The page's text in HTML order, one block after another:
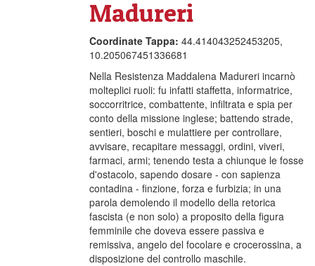
Madureri
Coordinate Tappa: 44.414043252453205,
10.205067451336681
Nella Resistenza Maddalena Madureri incarnò
molteplici ruoli: fu infatti staffetta, informatrice,
soccorritrice, combattente, infiltrata e spia per
conto della missione inglese; battendo strade,
sentieri, boschi e mulattiere per controllare,
avvisare, recapitare messaggi, ordini, viveri,
farmaci, armi; tenendo testa a chiunque le fosse
d'ostacolo, sapendo dosare - con sapienza
contadina - finzione, forza e furbizia; in una
parola demolendo il modello della retorica
fascista (e non solo) a proposito della figura
femminile che doveva essere passiva e
remissiva, angelo del focolare e crocerossina, a
disposizione del controllo maschile.